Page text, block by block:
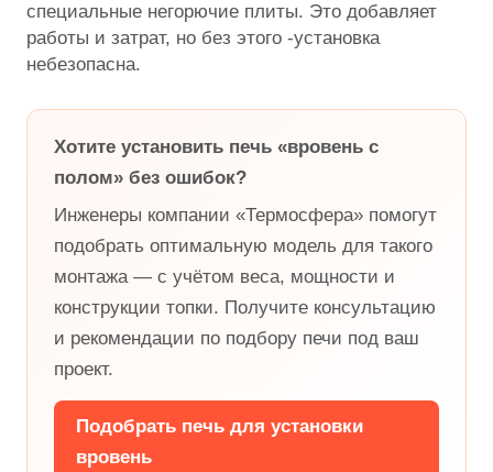
специальные негорючие плиты. Это добавляет
работы и затрат, но без этого -установка
небезопасна.
Хотите установить печь «вровень с
полом» без ошибок?
Инженеры компании «Термосфера» помогут
подобрать оптимальную модель для такого
монтажа — с учётом веса, мощности и
конструкции топки. Получите консультацию
и рекомендации по подбору печи под ваш
проект.
Подобрать печь для установки
вровень